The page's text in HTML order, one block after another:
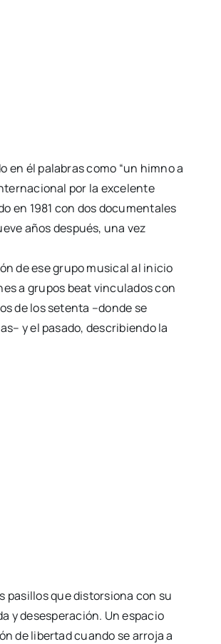
en él palabras como “un himno a
por la excelente
en 1981 con dos documentales
años después, una vez
de ese grupo musical al inicio
a grupos beat vinculados con
de los setenta –donde se
y el pasado, describiendo la
pasillos que distorsiona con su
y desesperación. Un espacio
de libertad cuando se arroja a